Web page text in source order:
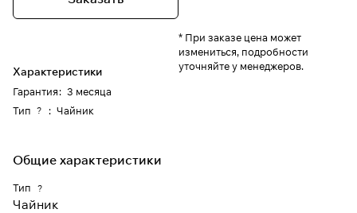
Характеристики
Гарантия: 3 месяца
Тип ? : Чайник
* При заказе цена может
измениться, подробности
уточняйте у менеджеров.
Общие характеристики
Тип ?
Чайник